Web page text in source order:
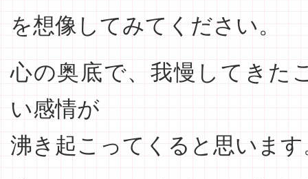
を想像してみてください。
心の奥底で、我慢してきた
い感情が
沸き起こってくると思います